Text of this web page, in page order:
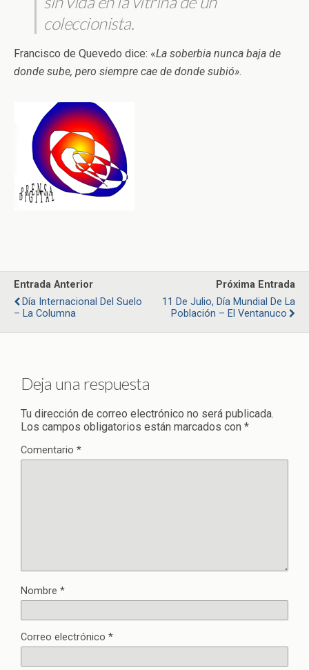
coleccionista.
Francisco de Quevedo dice: «La soberbia nunca baja de
donde sube, pero siempre cae de donde subió».
Entrada Anterior
Día Internacional Del Suelo
– La Columna
Próxima Entrada
11 De Julio, Día Mundial De La
Población – El Ventanuco
Deja una respuesta
Tu dirección de correo electrónico no será publicada.
Los campos obligatorios están marcados con *
Comentario *
Nombre *
Correo electrónico *